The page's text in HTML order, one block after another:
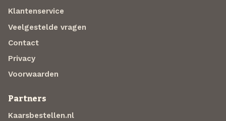
Klantenservice
Veelgestelde vragen
Contact
Privacy
Voorwaarden
Partners
Kaarsbestellen.nl